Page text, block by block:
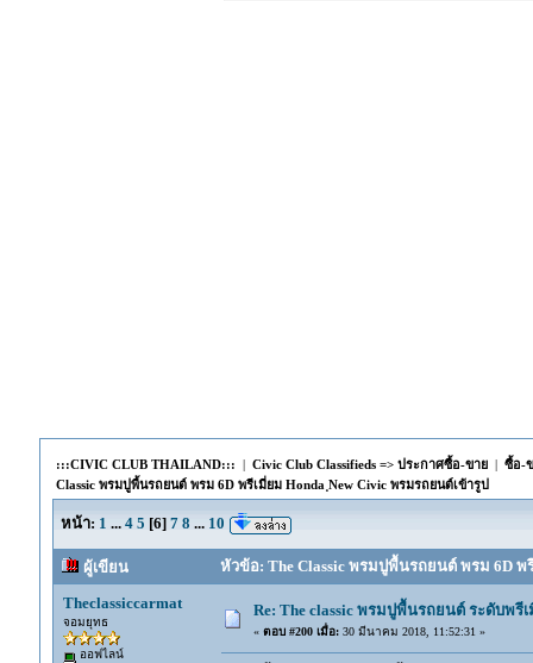
:::CIVIC CLUB THAILAND::: | Civic Club Classifieds => ประกาศซื้อ-ขาย| ซื้อ-
Classic พรมปูพื้นรถยนต์ พรม 6D พรีเมี่ยม Honda ฺNew Civic พรมรถยนต์เข้ารูป
หน้า: 1 ... 4 5 [6] 7 8 ... 10
ผู้เขียน หัวข้อ: The Classic พรมปูพื้นรถยนต์ พรม 6D พ
Theclassiccarmat
จอมยุทธ
ออฟไลน์
Re: The classic พรมปูพื้นรถยนต์ ระดับพรี
« ตอบ #200 เมื่อ:30 มีนาคม 2018, 11:52:31 »